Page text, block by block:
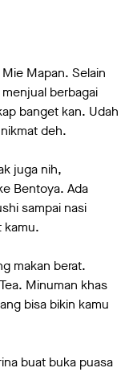
Mapan. Selain
berbagai
banget kan. Udah
deh.
juga nih,
Bentoya. Ada
sampai nasi
kamu.
makan berat.
Minuman khas
bisa bikin kamu
buat buka puasa